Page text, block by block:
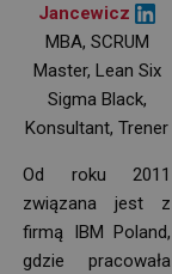
Jancewicz
MBA, SCRUM
Master, Lean Six
Sigma Black,
Konsultant, Trener
Od roku 2011
związana jest z
firmą IBM Poland,
gdzie pracowała